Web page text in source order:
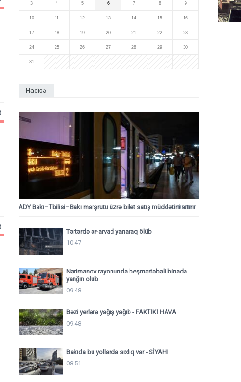
3 4 5 6 7 8 9
10 11 12 13 14 15 16
17 18 19 20 21 22 23
24 25 26 27 28 29 30
31
Hadisə
ADY Bakı–Tbilisi–Bakı marşrutu üzrə bilet satış müddətini artırır
10:48
Tərtərdə ər-arvad yanaraq ölüb
10:47
Nərimanov rayonunda beşmərtəbəli binada
yanğın olub
09:48
Bəzi yerlərə yağış yağıb - FAKTİKİ HAVA
09:48
Bakıda bu yollarda sıxlıq var - SİYAHI
08:51